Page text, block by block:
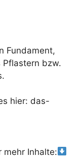
Fundament,
Pflastern bzw.
hier: das-
mehr Inhalte: